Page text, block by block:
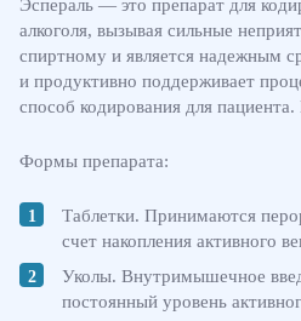
Эспераль — это препарат для
алкоголя, вызывая сильные
спиртному и является надежным
и продуктивно поддерживает
способ кодирования для
Формы препарата:
Таблетки. Принимаются
счет накопления активного
Уколы. Внутримышечное
постоянный уровень